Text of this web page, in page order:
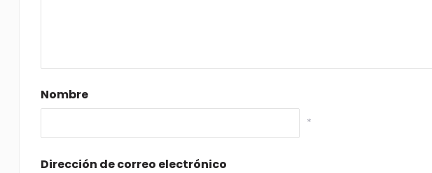
Nombre
*
Dirección de correo electrónico